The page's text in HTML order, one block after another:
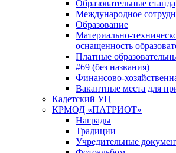
Образовательные
Международное
Образование
Материально-
оснащенность
Платные
#69 (без названия)
Финансово-
Вакантные места для
Кадетский УЦ
КРМОД «ПАТРИОТ»
Награды
Традиции
Учредительные